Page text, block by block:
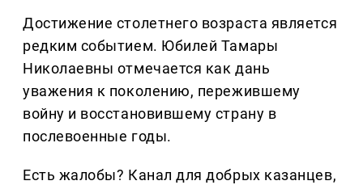
Достижение столетнего возраста является
редким событием. Юбилей Тамары
Николаевны отмечается как дань
уважения к поколению, пережившему
войну и восстановившему страну в
послевоенные годы.
Есть жалобы? Канал для добрых казанцев,